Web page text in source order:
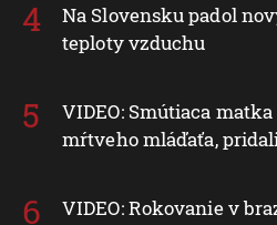
Na Slovensku padol
teploty vzduchu
VIDEO: Smútiaca
mŕtveho mláďaťa,
VIDEO: Rokovanie v